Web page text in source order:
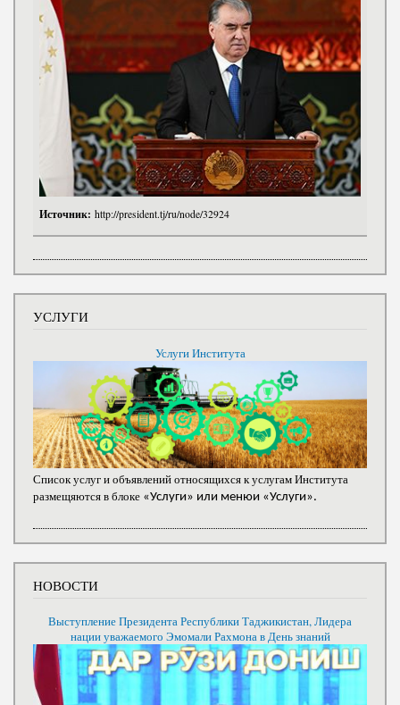
Источник: http://president.tj/ru/node/32924
УСЛУГИ
Услуги Института
Список услуг и объявлений относящихся к услугам Института
размещяются в блоке «Услуги» или менюи «Услуги».
НОВОСТИ
Выступление Президента Республики Таджикистан, Лидера
нации уважаемого Эмомали Рахмона в День знаний